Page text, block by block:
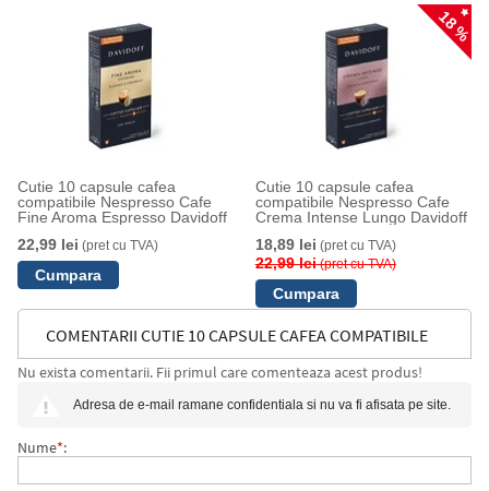
Cutie 10 capsule cafea
compatibile Nespresso Cafe
Fine Aroma Espresso Davidoff
22,99 lei (pret cu TVA)
18 %
Cutie 10 capsule cafea
compatibile Nespresso Cafe
Crema Intense Lungo Davidoff
18,89 lei (pret cu TVA)
22,99 lei(pret cu TVA)
COMENTARII CUTIE 10 CAPSULE CAFEA COMPATIBILE
NESPRESSO CAFE CREMA ELEGANT LUNGO DAVIDOFF
Nu exista comentarii. Fii primul care comenteaza acest produs!
Adresa de e-mail ramane confidentiala si nu va fi afisata pe site.
Nume*: